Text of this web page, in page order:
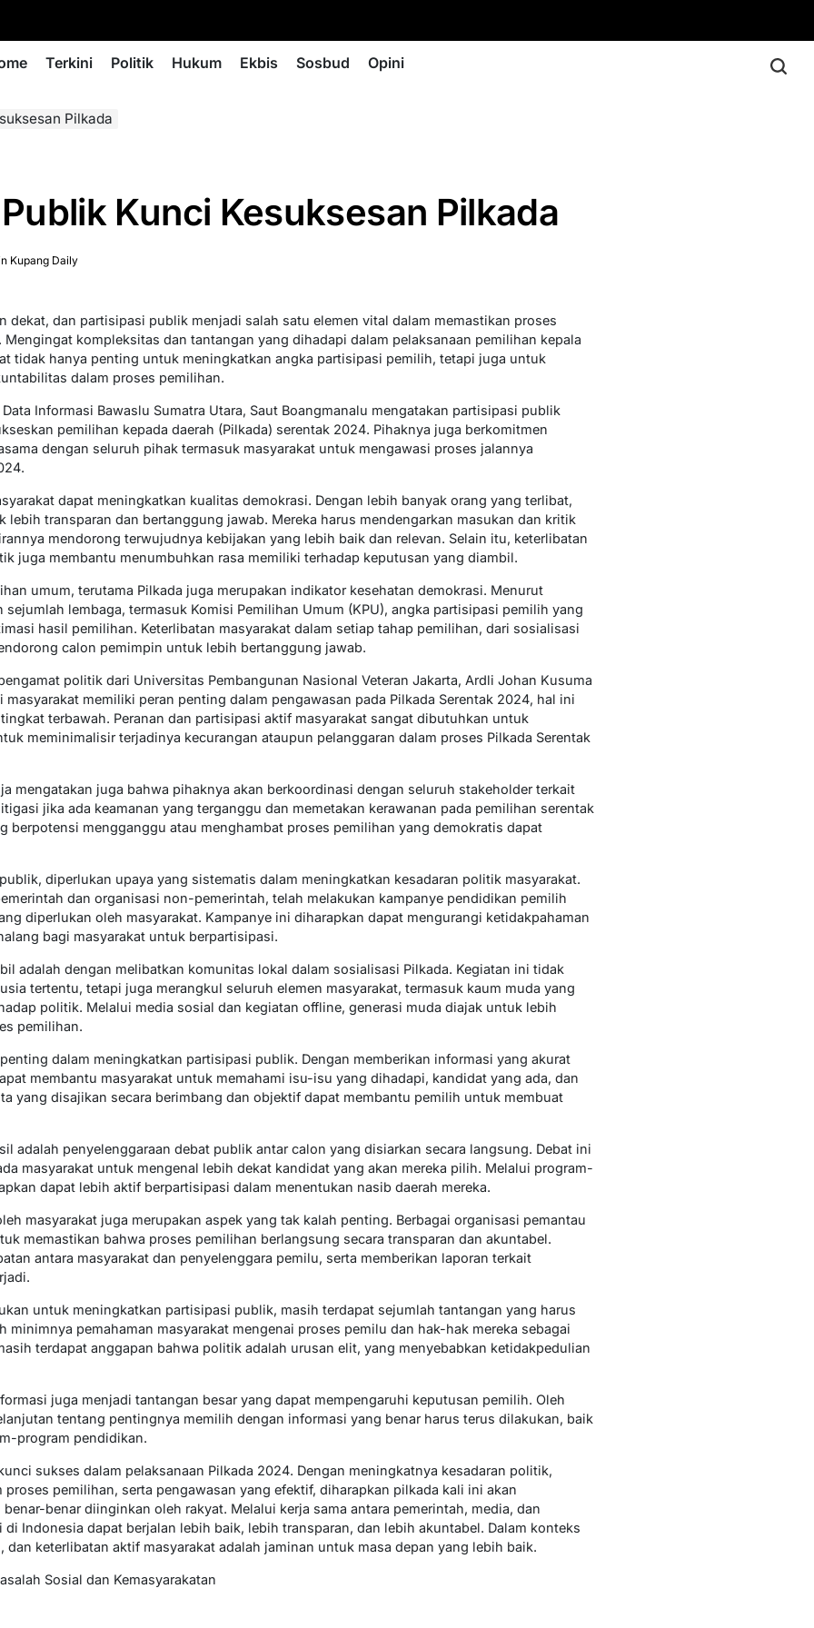
Terkini Politik Hukum Ekbis Sosbud Opini
Pilkada
Kunci Kesuksesan Pilkada
Kupang Daily
dekat, dan partisipasi publik menjadi salah satu elemen vital dalam memastikan proses
kompleksitas dan tantangan yang dihadapi dalam pelaksanaan pemilihan kepala
tidak hanya penting untuk meningkatkan angka partisipasi pemilih, tetapi juga untuk
dalam proses pemilihan.
Informasi Bawaslu Sumatra Utara, Saut Boangmanalu mengatakan partisipasi publik
pemilihan kepada daerah (Pilkada) serentak 2024. Pihaknya juga berkomitmen
dengan seluruh pihak termasuk masyarakat untuk mengawasi proses jalannya
dapat meningkatkan kualitas demokrasi. Dengan lebih banyak orang yang terlibat,
transparan dan bertanggung jawab. Mereka harus mendengarkan masukan dan kritik
mendorong terwujudnya kebijakan yang lebih baik dan relevan. Selain itu, keterlibatan
juga membantu menumbuhkan rasa memiliki terhadap keputusan yang diambil.
umum, terutama Pilkada juga merupakan indikator kesehatan demokrasi. Menurut
lembaga, termasuk Komisi Pemilihan Umum (KPU), angka partisipasi pemilih yang
hasil pemilihan. Keterlibatan masyarakat dalam setiap tahap pemilihan, dari sosialisasi
calon pemimpin untuk lebih bertanggung jawab.
politik dari Universitas Pembangunan Nasional Veteran Jakarta, Ardli Johan Kusuma
memiliki peran penting dalam pengawasan pada Pilkada Serentak 2024, hal ini
terbawah. Peranan dan partisipasi aktif masyarakat sangat dibutuhkan untuk
meminimalisir terjadinya kecurangan ataupun pelanggaran dalam proses Pilkada Serentak
mengatakan juga bahwa pihaknya akan berkoordinasi dengan seluruh stakeholder terkait
jika ada keamanan yang terganggu dan memetakan kerawanan pada pemilihan serentak
berpotensi mengganggu atau menghambat proses pemilihan yang demokratis dapat
diperlukan upaya yang sistematis dalam meningkatkan kesadaran politik masyarakat.
dan organisasi non-pemerintah, telah melakukan kampanye pendidikan pemilih
diperlukan oleh masyarakat. Kampanye ini diharapkan dapat mengurangi ketidakpahaman
bagi masyarakat untuk berpartisipasi.
adalah dengan melibatkan komunitas lokal dalam sosialisasi Pilkada. Kegiatan ini tidak
tertentu, tetapi juga merangkul seluruh elemen masyarakat, termasuk kaum muda yang
politik. Melalui media sosial dan kegiatan offline, generasi muda diajak untuk lebih
pemilihan.
dalam meningkatkan partisipasi publik. Dengan memberikan informasi yang akurat
membantu masyarakat untuk memahami isu-isu yang dihadapi, kandidat yang ada, dan
yang disajikan secara berimbang dan objektif dapat membantu pemilih untuk membuat
adalah penyelenggaraan debat publik antar calon yang disiarkan secara langsung. Debat ini
masyarakat untuk mengenal lebih dekat kandidat yang akan mereka pilih. Melalui program-
dapat lebih aktif berpartisipasi dalam menentukan nasib daerah mereka.
masyarakat juga merupakan aspek yang tak kalah penting. Berbagai organisasi pemantau
memastikan bahwa proses pemilihan berlangsung secara transparan dan akuntabel.
antara masyarakat dan penyelenggara pemilu, serta memberikan laporan terkait
untuk meningkatkan partisipasi publik, masih terdapat sejumlah tantangan yang harus
minimnya pemahaman masyarakat mengenai proses pemilu dan hak-hak mereka sebagai
terdapat anggapan bahwa politik adalah urusan elit, yang menyebabkan ketidakpedulian
juga menjadi tantangan besar yang dapat mempengaruhi keputusan pemilih. Oleh
tentang pentingnya memilih dengan informasi yang benar harus terus dilakukan, baik
program pendidikan.
sukses dalam pelaksanaan Pilkada 2024. Dengan meningkatnya kesadaran politik,
proses pemilihan, serta pengawasan yang efektif, diharapkan pilkada kali ini akan
benar diinginkan oleh rakyat. Melalui kerja sama antara pemerintah, media, dan
di Indonesia dapat berjalan lebih baik, lebih transparan, dan lebih akuntabel. Dalam konteks
dan keterlibatan aktif masyarakat adalah jaminan untuk masa depan yang lebih baik.
Sosial dan Kemasyarakatan